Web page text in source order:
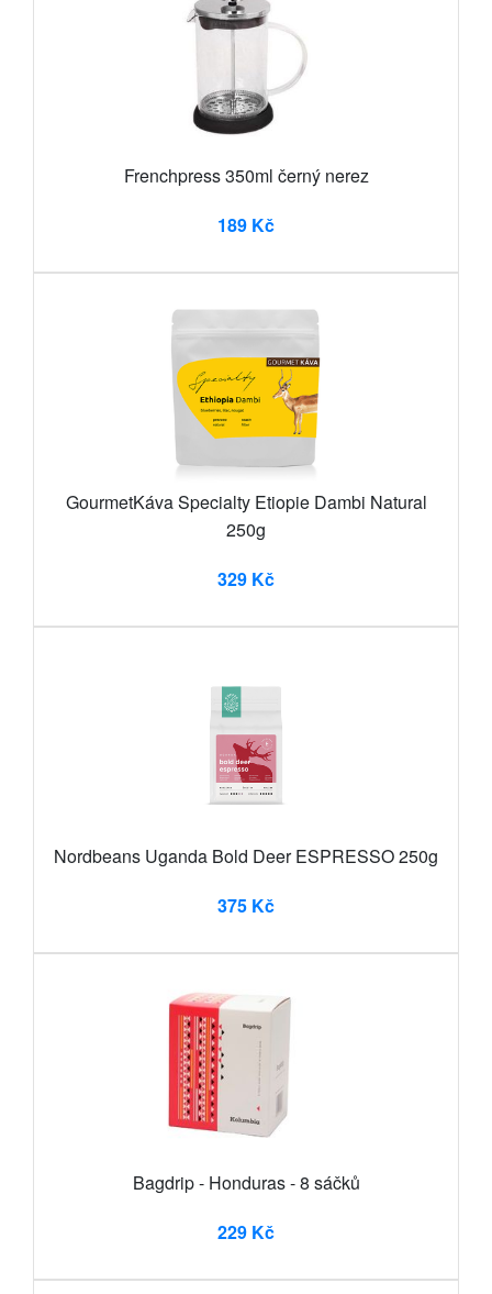
Frenchpress 350ml černý nerez
189 Kč
GourmetKáva Specialty Etiopie Dambi Natural
250g
329 Kč
Nordbeans Uganda Bold Deer ESPRESSO 250g
375 Kč
Bagdrip - Honduras - 8 sáčků
229 Kč